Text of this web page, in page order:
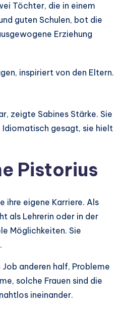
Töchter, die in einem
guten Schulen, bot die
Erziehung
inspiriert von den Eltern.
zeigte Sabines Stärke. Sie
gesagt, sie hielt
Pistorius
ihre eigene Karriere. Als
als Lehrerin oder in der
Möglichkeiten. Sie
anderen half, Probleme
solche Frauen sind die
ineinander.